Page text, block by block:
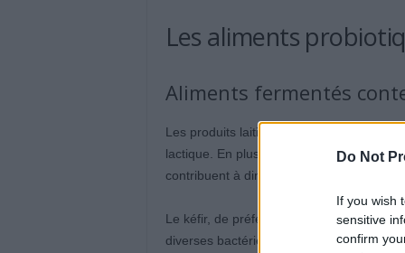
Do Not
If you wish
sensitive
confirm
Les aliments
Aliments fermentés
Les produits laitiers comme le yaourt
lactique. En plus d’aider à réduire le
contribuent à diminuer le stress oxydatif,
Le kéfir, de préférence artisanal, est
diverses bactéries lactiques, acétiques